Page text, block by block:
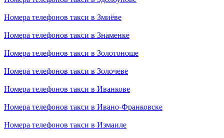
Номера телефонов такси в Змиёве
Номера телефонов такси в Знаменке
Номера телефонов такси в Золотоноше
Номера телефонов такси в Золочеве
Номера телефонов такси в Иванкове
Номера телефонов такси в Ивано-Франковске
Номера телефонов такси в Измаиле